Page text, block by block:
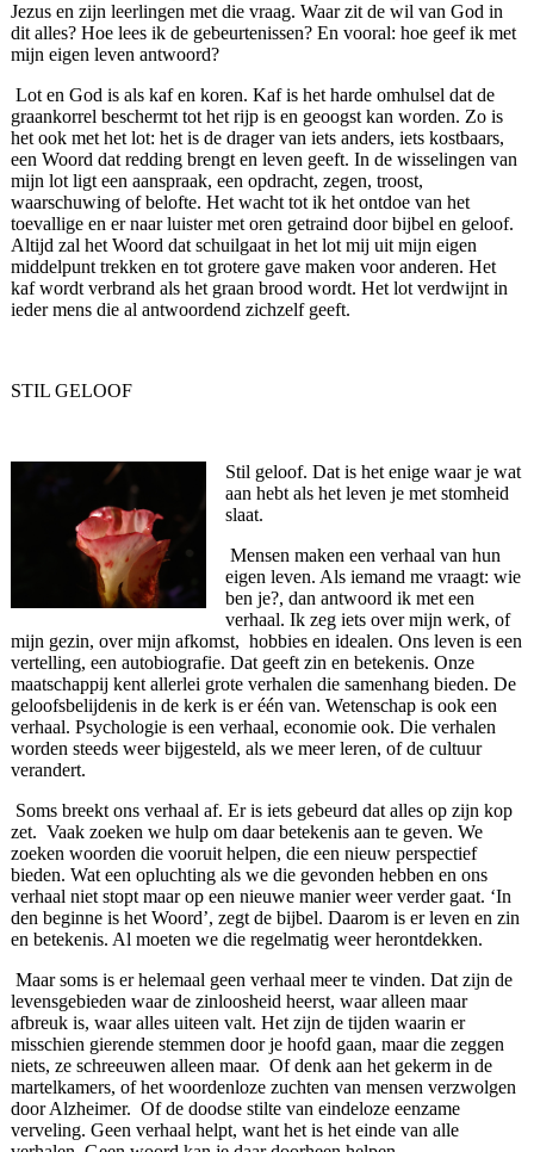
Jezus en zijn leerlingen met die vraag. Waar zit de wil van God in
dit alles? Hoe lees ik de gebeurtenissen? En vooral: hoe geef ik met
mijn eigen leven antwoord?
Lot en God is als kaf en koren. Kaf is het harde omhulsel dat de
graankorrel beschermt tot het rijp is en geoogst kan worden. Zo is
het ook met het lot: het is de drager van iets anders, iets kostbaars,
een Woord dat redding brengt en leven geeft. In de wisselingen van
mijn lot ligt een aanspraak, een opdracht, zegen, troost,
waarschuwing of belofte. Het wacht tot ik het ontdoe van het
toevallige en er naar luister met oren getraind door bijbel en geloof.
Altijd zal het Woord dat schuilgaat in het lot mij uit mijn eigen
middelpunt trekken en tot grotere gave maken voor anderen. Het
kaf wordt verbrand als het graan brood wordt. Het lot verdwijnt in
ieder mens die al antwoordend zichzelf geeft.
STIL GELOOF
Stil geloof. Dat is het enige waar je wat
aan hebt als het leven je met stomheid
slaat.
Mensen maken een verhaal van hun
eigen leven. Als iemand me vraagt: wie
ben je?, dan antwoord ik met een
verhaal. Ik zeg iets over mijn werk, of
mijn gezin, over mijn afkomst, hobbies en idealen. Ons leven is een
vertelling, een autobiografie. Dat geeft zin en betekenis. Onze
maatschappij kent allerlei grote verhalen die samenhang bieden. De
geloofsbelijdenis in de kerk is er één van. Wetenschap is ook een
verhaal. Psychologie is een verhaal, economie ook. Die verhalen
worden steeds weer bijgesteld, als we meer leren, of de cultuur
verandert.
Soms breekt ons verhaal af. Er is iets gebeurd dat alles op zijn kop
zet. Vaak zoeken we hulp om daar betekenis aan te geven. We
zoeken woorden die vooruit helpen, die een nieuw perspectief
bieden. Wat een opluchting als we die gevonden hebben en ons
verhaal niet stopt maar op een nieuwe manier weer verder gaat. ‘In
den beginne is het Woord’, zegt de bijbel. Daarom is er leven en zin
en betekenis. Al moeten we die regelmatig weer herontdekken.
Maar soms is er helemaal geen verhaal meer te vinden. Dat zijn de
levensgebieden waar de zinloosheid heerst, waar alleen maar
afbreuk is, waar alles uiteen valt. Het zijn de tijden waarin er
misschien gierende stemmen door je hoofd gaan, maar die zeggen
niets, ze schreeuwen alleen maar. Of denk aan het gekerm in de
martelkamers, of het woordenloze zuchten van mensen verzwolgen
door Alzheimer. Of de doodse stilte van eindeloze eenzame
verveling. Geen verhaal helpt, want het is het einde van alle